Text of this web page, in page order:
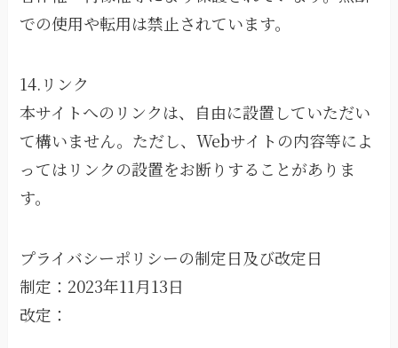
での使用や転用は禁止されています。
14.リンク
本サイトへのリンクは、自由に設置していただい
て構いません。ただし、Webサイトの内容等によ
ってはリンクの設置をお断りすることがありま
す。
プライバシーポリシーの制定日及び改定日
制定：2023年11月13日
改定：